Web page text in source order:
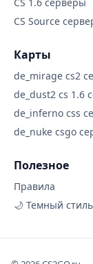
CS Source
Карты
de_mirage cs2
de_dust2 cs 1.6
de_inferno css
de_nuke csgo
Полезное
Правила
🌙 Темный стиль